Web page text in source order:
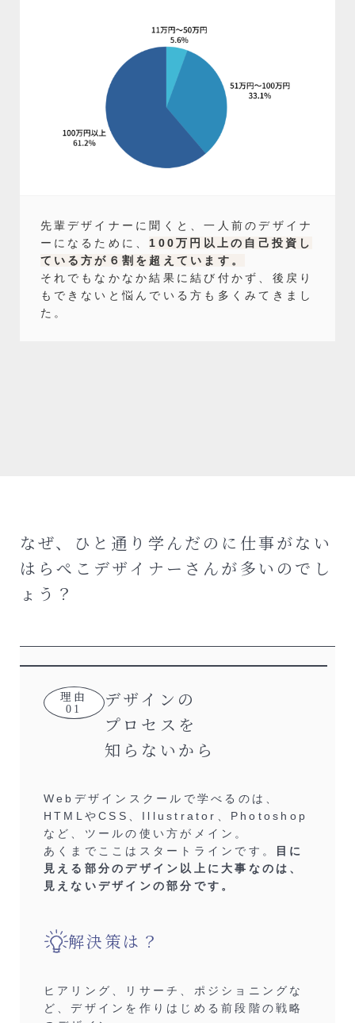
先輩デザイナーに聞くと、一人前のデザイナ
ーになるために、 100万円以上の自己投資し
ている方が６割を超えています。
それでもなかなか結果に結び付かず、後戻り
もできないと悩んでいる方も多くみてきまし
た。
なぜ、ひと通り学んだのに仕事がない
はらぺこデザイナーさんが多いのでし
ょう？
理由
01
デザインの
プロセスを
知らないから
Webデザインスクールで学べるのは、
HTMLやCSS、Illustrator、Photoshop
など、ツールの使い方がメイン。
あくまでここはスタートラインです。
目に
見える部分のデザイン以上に大事なのは、
見えないデザインの部分です。
解決策は？
ヒアリング、リサーチ、ポジショニングな
ど、デザインを作りはじめる前段階の戦略